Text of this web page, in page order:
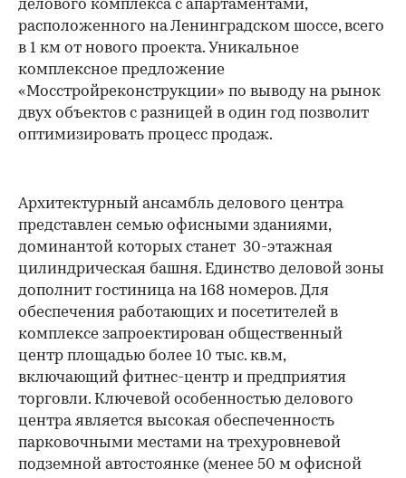
делового комплекса с апартаментами,
расположенного на Ленинградском шоссе, всего
в 1 км от нового проекта. Уникальное
комплексное предложение
«Мосстройреконструкции» по выводу на рынок
двух объектов с разницей в один год позволит
оптимизировать процесс продаж.
Архитектурный ансамбль делового центра
представлен семью офисными зданиями,
доминантой которых станет 30-этажная
цилиндрическая башня. Единство деловой зоны
дополнит гостиница на 168 номеров. Для
обеспечения работающих и посетителей в
комплексе запроектирован общественный
центр площадью более 10 тыс. кв.м,
включающий фитнес-центр и предприятия
торговли. Ключевой особенностью делового
центра является высокая обеспеченность
парковочными местами на трехуровневой
подземной автостоянке (менее 50 м офисной